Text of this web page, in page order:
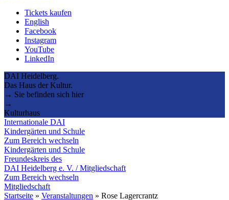
Tickets kaufen
English
Facebook
Instagram
YouTube
LinkedIn
DAI Heidelberg.
Das Haus der Kultur.
→ Sie befinden sich hier
→
Kulturhaus
Internationale DAI
Kindergärten und Schule
Zum Bereich wechseln
Kindergärten und Schule
Freundeskreis des
DAI Heidelberg e. V. / Mitgliedschaft
Zum Bereich wechseln
Mitgliedschaft
Startseite » Veranstaltungen » Rose Lagercrantz